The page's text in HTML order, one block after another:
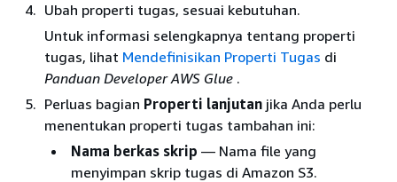
Ubah properti tugas, sesuai kebutuhan.
Untuk informasi selengkapnya tentang properti
tugas, lihat Mendefinisikan Properti Tugas di
Panduan Developer AWS Glue .
Perluas bagian Properti lanjutan jika Anda perlu
menentukan properti tugas tambahan ini:
Nama berkas skrip — Nama file yang
menyimpan skrip tugas di Amazon S3.